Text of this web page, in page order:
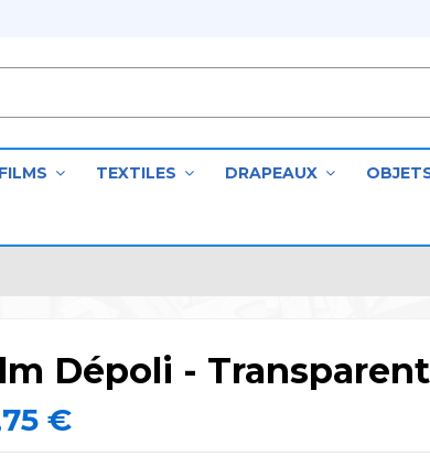
TEXTILES DRAPEAUX
Dépoli -
€